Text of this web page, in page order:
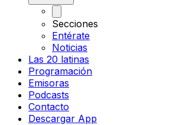
Secciones
Entérate
Noticias
Las 20 latinas
Programación
Emisoras
Podcasts
Contacto
Descargar App